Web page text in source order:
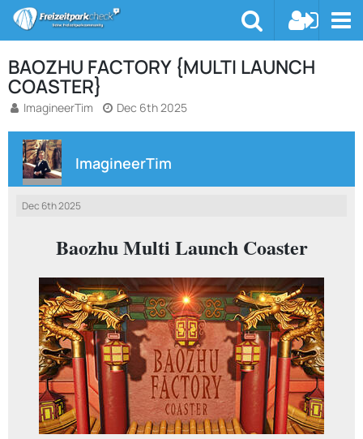
BAOZHU FACTORY {MULTI LAUNCH
COASTER}
ImagineerTim Dec 6th 2025
ImagineerTim
Dec 6th 2025
Baozhu Multi Launch Coaster